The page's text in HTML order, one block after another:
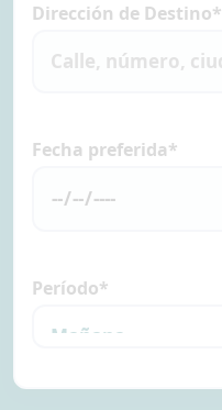
Dirección de Destino*
Fecha preferida*
Período*